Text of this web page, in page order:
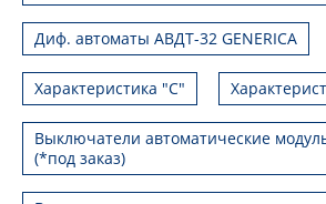
Диф. автоматы АВДТ-32 GENERICA
Характеристика "С"
Выключатели автоматические
(*под заказ)